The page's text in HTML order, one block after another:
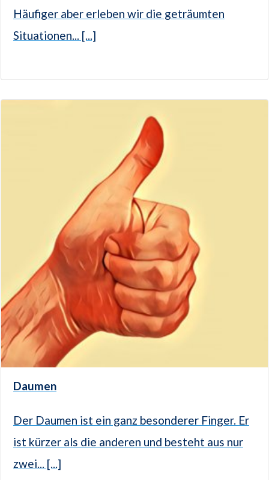
Häufiger aber erleben wir die geträumten
Situationen... [...]
Daumen
Der Daumen ist ein ganz besonderer Finger. Er
ist kürzer als die anderen und besteht aus nur
zwei... [...]